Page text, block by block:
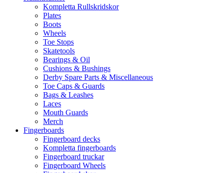
Kompletta Rullskridskor
Plates
Boots
Wheels
Toe Stops
Skatetools
Bearings & Oil
Cushions & Bushings
Derby Spare Parts & Miscellaneous
Toe Caps & Guards
Bags & Leashes
Laces
Mouth Guards
Merch
Fingerboards
Fingerboard decks
Kompletta fingerboards
Fingerboard truckar
Fingerboard Wheels